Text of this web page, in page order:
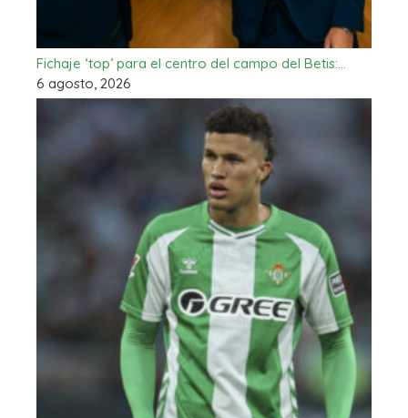
Fichaje ‘top’ para el centro del campo del Betis:…
6 agosto, 2026